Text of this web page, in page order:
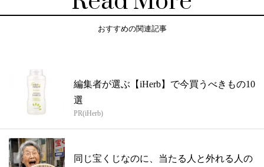
おすすめの関連記事
編集者が選ぶ【iHerb】で今買うべきもの10
選
PR(iHerb)
同じ宝くじなのに、当たる人と外れる人の